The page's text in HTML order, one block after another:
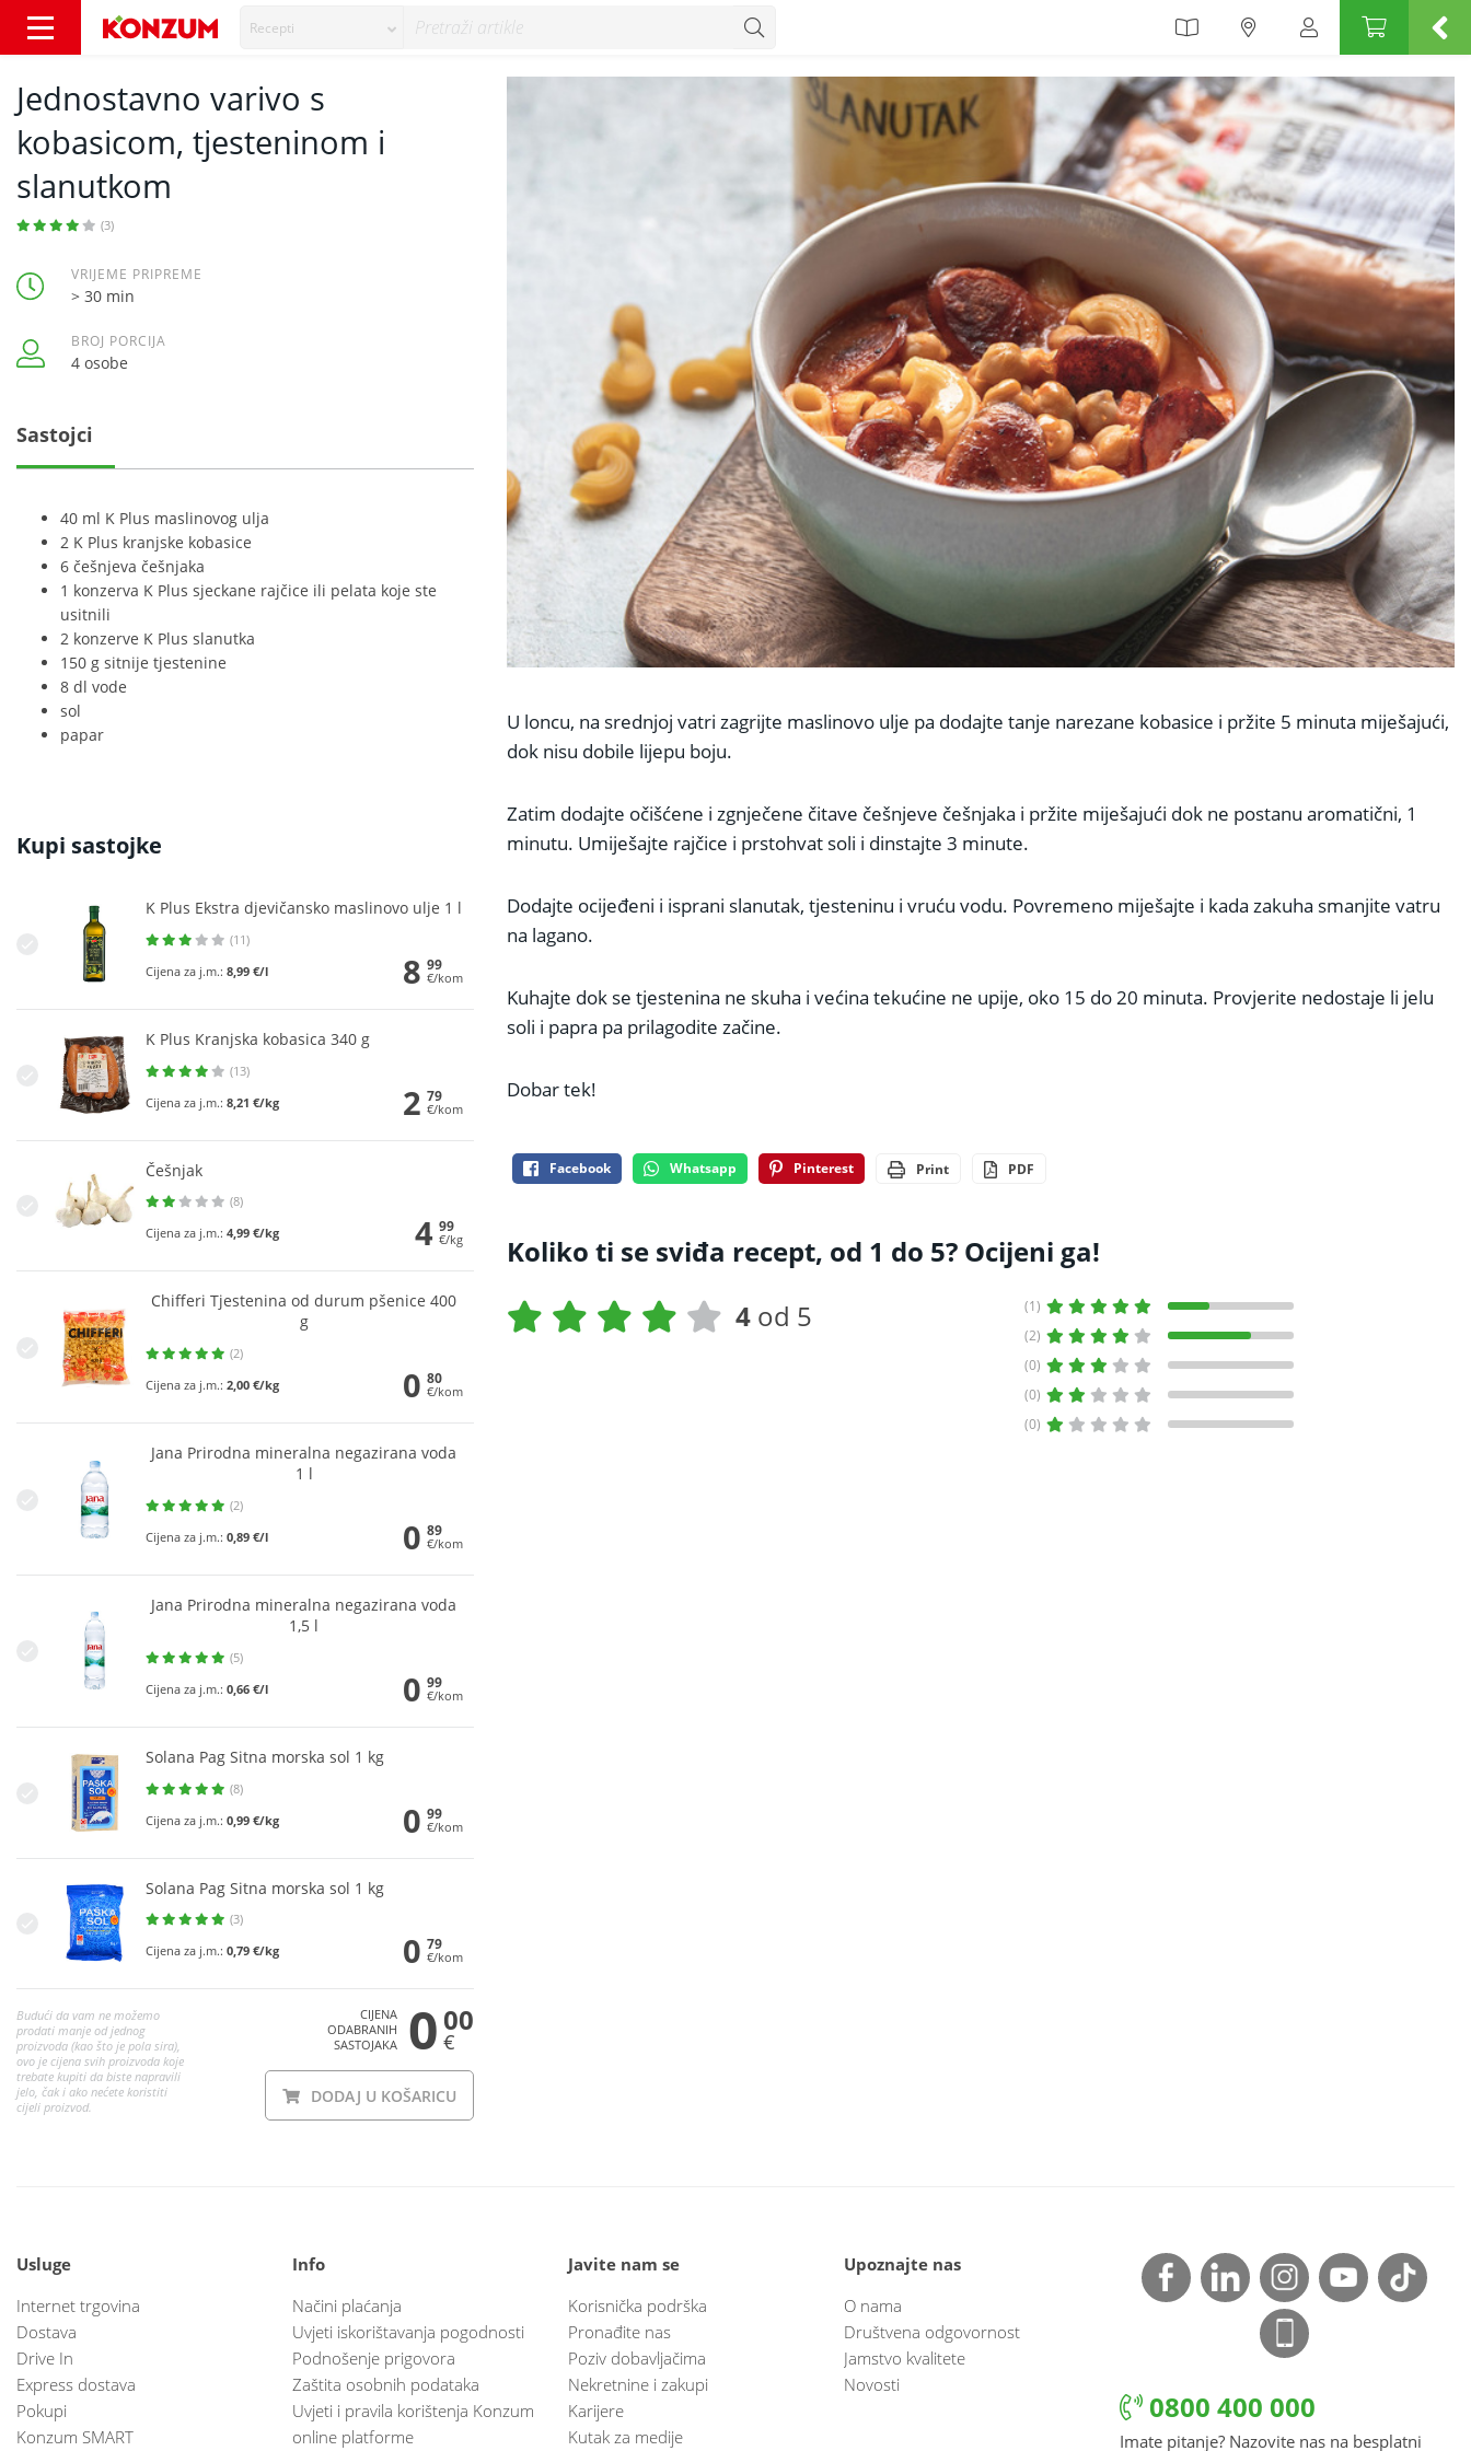
Recepti
Jednostavno varivo s
kobasicom, tjesteninom i
slanutkom
(3)
VRIJEME PRIPREME
> 30 min
BROJ PORCIJA
4 osobe
Sastojci
40 ml K Plus maslinovog ulja
2 K Plus kranjske kobasice
6 češnjeva češnjaka
1 konzerva K Plus sjeckane rajčice ili pelata koje ste
usitnili
2 konzerve K Plus slanutka
150 g sitnije tjestenine
8 dl vode
sol
papar
Kupi sastojke
K Plus Ekstra djevičansko maslinovo ulje 1 l
(11)
Cijena za j.m.: 8,99 €/l 8 99
€/kom
K Plus Kranjska kobasica 340 g
(13)
Cijena za j.m.: 8,21 €/kg 2 79
€/kom
Češnjak
(8)
Cijena za j.m.: 4,99 €/kg 4 99
€/kg
Chifferi Tjestenina od durum pšenice 400
g
(2)
Cijena za j.m.: 2,00 €/kg 0 80
€/kom
Jana Prirodna mineralna negazirana voda
1 l
(2)
Cijena za j.m.: 0,89 €/l 0 89
€/kom
Jana Prirodna mineralna negazirana voda
1,5 l
(5)
Cijena za j.m.: 0,66 €/l 0 99
€/kom
Solana Pag Sitna morska sol 1 kg
(8)
Cijena za j.m.: 0,99 €/kg 0 99
€/kom
Solana Pag Sitna morska sol 1 kg
(3)
Cijena za j.m.: 0,79 €/kg 0 79
€/kom
Budući da vam ne možemo
prodati manje od jednog
proizvoda (kao što je pola sira),
ovo je cijena svih proizvoda koje
trebate kupiti da biste napravili
jelo, čak i ako nećete koristiti
cijeli proizvod.
CIJENA
ODABRANIH
SASTOJAKA
0 00
€
DODAJ U KOŠARICU
U loncu, na srednjoj vatri zagrijte maslinovo ulje pa dodajte tanje narezane kobasice i pržite 5 minuta miješajući,
dok nisu dobile lijepu boju.
Zatim dodajte očišćene i zgnječene čitave češnjeve češnjaka i pržite miješajući dok ne postanu aromatični, 1
minutu. Umiješajte rajčice i prstohvat soli i dinstajte 3 minute.
Dodajte ocijeđeni i isprani slanutak, tjesteninu i vruću vodu. Povremeno miješajte i kada zakuha smanjite vatru
na lagano.
Kuhajte dok se tjestenina ne skuha i većina tekućine ne upije, oko 15 do 20 minuta. Provjerite nedostaje li jelu
soli i papra pa prilagodite začine.
Dobar tek!
Facebook Whatsapp Pinterest Print PDF
Koliko ti se sviđa recept, od 1 do 5? Ocijeni ga!
4 od 5
(1)
(2)
(0)
(0)
(0)
Usluge
Internet trgovina
Dostava
Drive In
Express dostava
Pokupi
Konzum SMART
Info
Načini plaćanja
Uvjeti iskorištavanja pogodnosti
Podnošenje prigovora
Zaštita osobnih podataka
Uvjeti i pravila korištenja Konzum
online platforme
Javite nam se
Korisnička podrška
Pronađite nas
Poziv dobavljačima
Nekretnine i zakupi
Karijere
Kutak za medije
Upoznajte nas
O nama
Društvena odgovornost
Jamstvo kvalitete
Novosti
0800 400 000
Imate pitanje? Nazovite nas na besplatni